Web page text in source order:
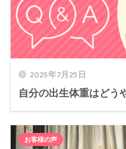
2025年7月25日
自分の出生体重はどう
お客様の声